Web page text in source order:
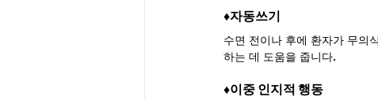
♦︎자동쓰기
수면 전이나 후에 환자가 무의
하는 데 도움을 줍니다.
♦︎이중 인지적 행동